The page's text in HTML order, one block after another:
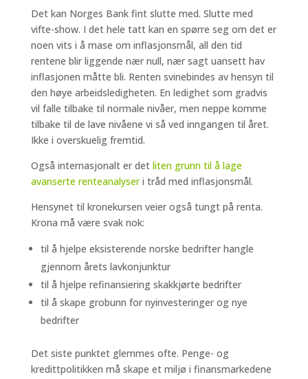
Det kan Norges Bank fint slutte med. Slutte med
vifte-show. I det hele tatt kan en spørre seg om det er
noen vits i å mase om inflasjonsmål, all den tid
rentene blir liggende nær null, nær sagt uansett hav
inflasjonen måtte bli. Renten svinebindes av hensyn til
den høye arbeidsledigheten. En ledighet som gradvis
vil falle tilbake til normale nivåer, men neppe komme
tilbake til de lave nivåene vi så ved inngangen til året.
Ikke i overskuelig fremtid.
Også internasjonalt er det liten grunn til å lage
avanserte renteanalyseri tråd med inflasjonsmål.
Hensynet til kronekursen veier også tungt på renta.
Krona må være svak nok:
til å hjelpe eksisterende norske bedrifter hangle
gjennom årets lavkonjunktur
til å hjelpe refinansiering skakkjørte bedrifter
til å skape grobunn for nyinvesteringer og nye
bedrifter
Det siste punktet glemmes ofte. Penge- og
kredittpolitikken må skape et miljø i finansmarkedene